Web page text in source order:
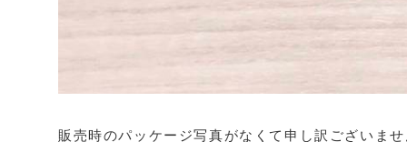
販売時のパッケージ写真がなくて申し訳ございま